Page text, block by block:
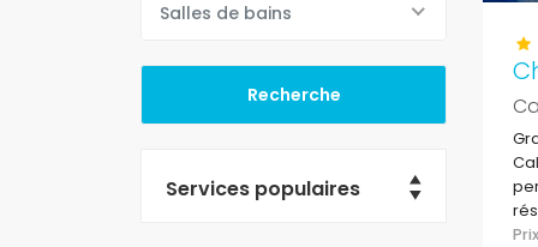
Salles de bains
Services populaires